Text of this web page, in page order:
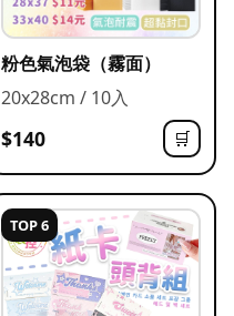
粉色氣泡袋（霧面）
20x28cm / 10入
$140 🛒
TOP 6